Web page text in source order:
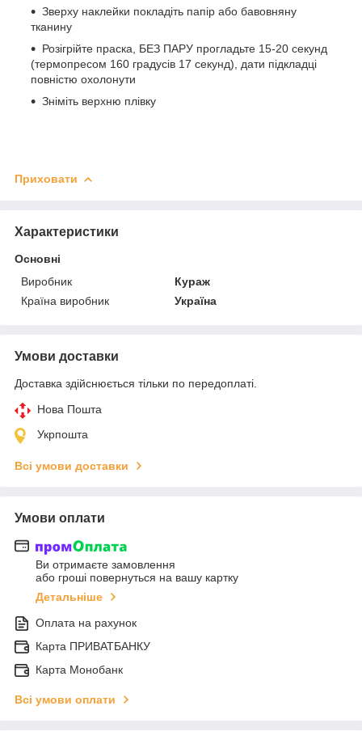
Зверху наклейки покладіть папір або бавовняну
тканину
Розігрійте праска, БЕЗ ПАРУ прогладьте 15-20 секунд
(термопресом 160 градусів 17 секунд), дати підкладці
повністю охолонути
Зніміть верхню плівку
Приховати
Характеристики
Основні
Виробник
Кураж
Країна виробник
Україна
Умови доставки
Доставка здійснюється тільки по передоплаті.
Нова Пошта
Укрпошта
Всі умови доставки
Умови оплати
Ви отримаєте замовлення
або гроші повернуться на вашу картку
Детальніше
Оплата на рахунок
Карта ПРИВАТБАНКУ
Карта Монобанк
Всі умови оплати